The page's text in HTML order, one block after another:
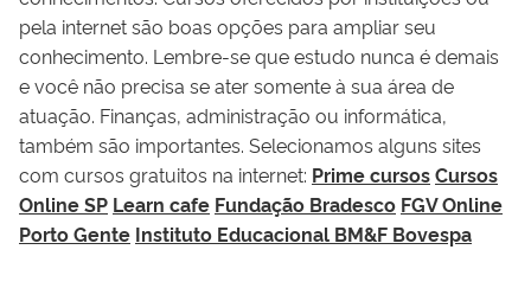
pela internet são boas opções para ampliar seu
conhecimento. Lembre-se que estudo nunca é demais
e você não precisa se ater somente à sua área de
atuação. Finanças, administração ou informática,
também são importantes. Selecionamos alguns sites
com cursos gratuitos na internet: Prime cursosCursos
Online SP Learn cafe Fundação Bradesco FGV Online
Porto Gente Instituto Educacional BM&F Bovespa